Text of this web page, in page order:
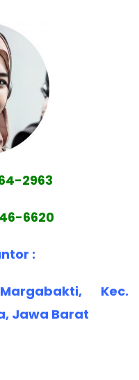
2963
6620
:
Kec.
Jawa Barat